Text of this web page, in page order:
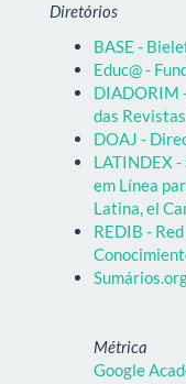
Diretórios
BASE -
Educ@ -
DIADORIM
das
DOAJ -
LATINDEX
em Línea
Latina, el
REDIB -
Métrica
Google